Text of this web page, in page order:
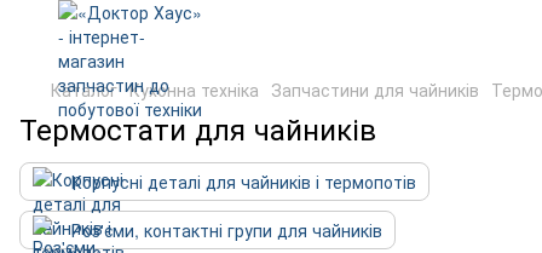
Каталог Кухонна техніка Запчастини для чайників
Термостати для чайників
Корпусні деталі для чайників і термопотів
Роз'єми, контактні групи для чайників